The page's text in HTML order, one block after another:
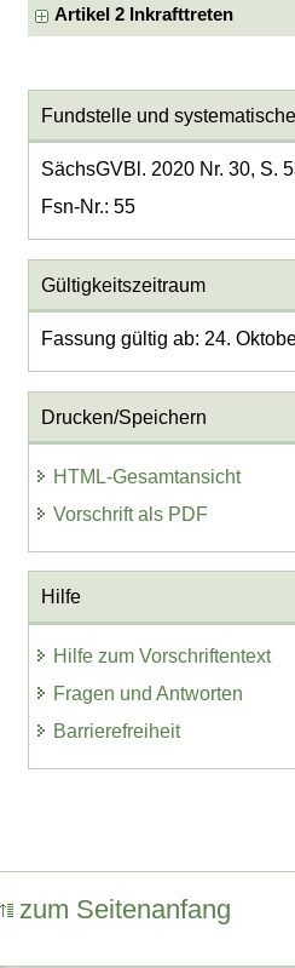
Artikel 2 Inkrafttreten
Fundstelle und
SächsGVBl. 2020 Nr. 30, S.
Fsn-Nr.: 55
Gültigkeitszeitraum
Fassung gültig ab: 24.
Drucken/Speichern
HTML-Gesamtansicht
Vorschrift als PDF
Hilfe
Hilfe zum Vorschriftentext
Fragen und Antworten
Barrierefreiheit
zum Seitenanfang